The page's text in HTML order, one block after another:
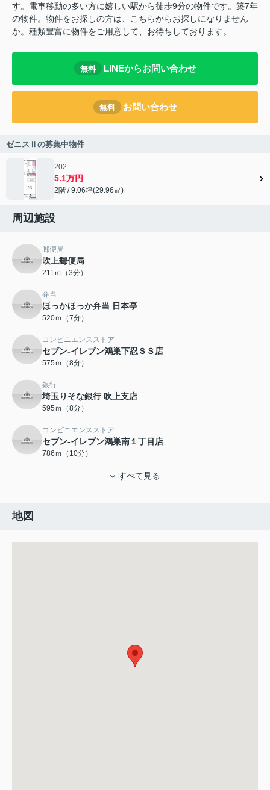
す。電車移動の多い方に嬉しい駅から徒歩9分の物件です。築7年
の物件。物件をお探しの方は、こちらからお探しになりません
か。種類豊富に物件をご用意して、お待ちしております。
無料 LINEからお問い合わせ
無料 お問い合わせ
ゼニスⅡの募集中物件
202
5.1万円
2階 / 9.06坪(29.96㎡)
周辺施設
郵便局
吹上郵便局
211ｍ（3分）
弁当
ほっかほっか弁当 日本亭
520ｍ（7分）
コンビニエンスストア
セブン-イレブン鴻巣下忍ＳＳ店
575ｍ（8分）
銀行
埼玉りそな銀行 吹上支店
595ｍ（8分）
コンビニエンスストア
セブン-イレブン鴻巣南１丁目店
786ｍ（10分）
すべて見る
地図